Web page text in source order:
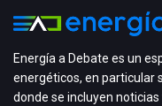
Energía a Debate es un
energéticos, en particular
donde se incluyen